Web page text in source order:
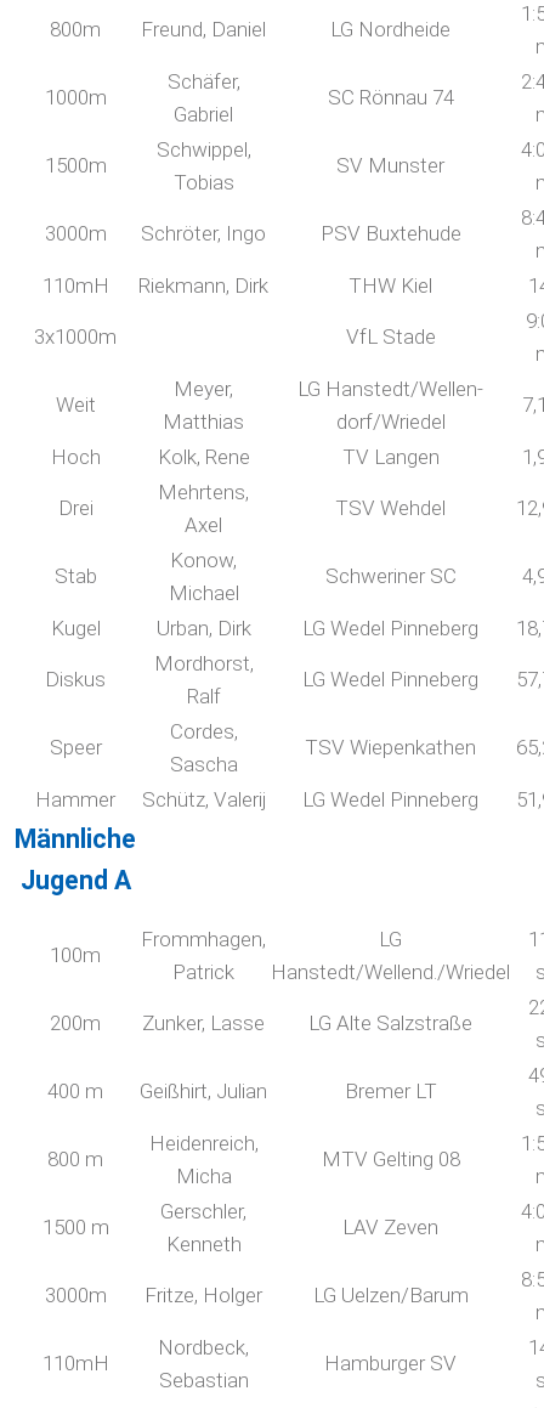
800m Freund, Daniel LG Nordheide
1000m
Schäfer,
Gabriel
SC Rönnau 74
1500m
Schwippel,
Tobias
SV Munster
3000m Schröter, Ingo PSV Buxtehude
110mH
Riekmann, Dirk THW Kiel
3x1000m VfL Stade
Weit
Meyer,
Matthias
LG Hanstedt/Wellen-
dorf/Wriedel
Hoch Kolk, Rene TV Langen
Drei
Mehrtens,
Axel
TSV Wehdel
Stab
Konow,
Michael
Schweriner SC
Kugel Urban, Dirk LG Wedel Pinneberg
Diskus
Mordhorst,
Ralf
LG Wedel Pinneberg
Speer
Cordes,
Sascha
TSV Wiepenkathen
Hammer Schütz, Valerij LG Wedel Pinneberg
Männliche
Jugend A
100m
Frommhagen,
Patrick
LG
Hanstedt/Wellend./Wriedel
200m Zunker, Lasse LG Alte Salzstraße
400 m Geißhirt, Julian Bremer LT
800 m
Heidenreich,
Micha
MTV Gelting 08
1500 m
Gerschler,
Kenneth
LAV Zeven
3000m Fritze, Holger LG Uelzen/Barum
110mH
Nordbeck,
Sebastian
Hamburger SV